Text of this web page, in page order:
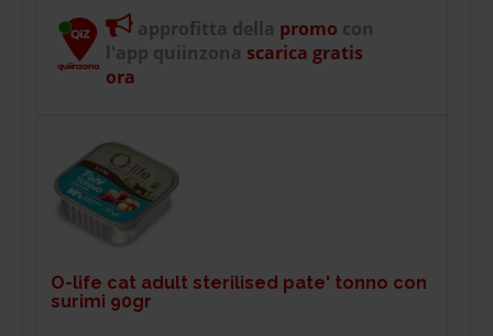
approfitta della promo con
l'app quiinzona scarica gratis
ora
O-life cat adult sterilised pate' tonno con
surimi 90gr